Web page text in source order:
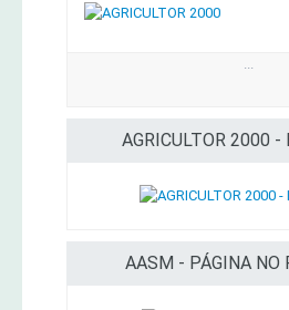
AGRICULTOR 2000 -
AASM - PÁGINA NO